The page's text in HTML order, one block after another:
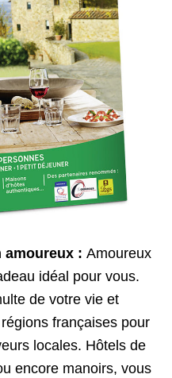
amoureux : Amoureux
idéal pour vous.
de votre vie et
françaises pour
locales. Hôtels de
encore manoirs, vous